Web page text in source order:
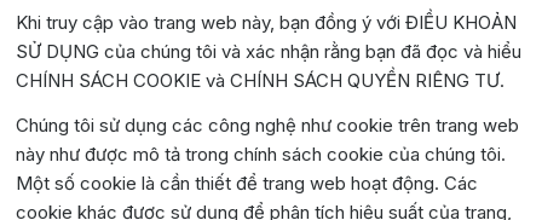
Địa chỉ:
Văn phòng Hiệp hội Doanh nghiệp tỉnh Đắk Lắk: Số 33
Trường Chinh , P. Buôn Ma Thuột, tỉnh Đắk Lắk
Tuy Hòa, tỉnh Đắk Lắk
Hotline: 0262.3825999
0262.3827999
Email: hiephoidoanhnghiepdaklak@gmail.com
Khi truy cập vào trang web này, bạn đồng ý với ĐIỀU KHOẢN
SỬ DỤNG của chúng tôi và xác nhận rằng bạn đã đọc và hiểu
CHÍNH SÁCH COOKIE và CHÍNH SÁCH QUYỀN RIÊNG TƯ.
Chúng tôi sử dụng các công nghệ như cookie trên trang web
này như được mô tả trong chính sách cookie của chúng tôi.
Một số cookie là cần thiết để trang web hoạt động. Các
cookie khác được sử dụng để phân tích hiệu suất của trang,